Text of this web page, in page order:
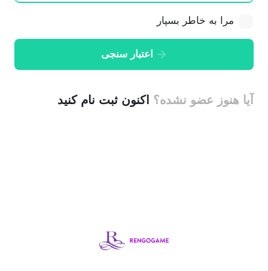
مرا به خاطر بسپار
اعتبار سنجی
آیا هنوز عضو نشده؟ اکنون ثبت نام کنید